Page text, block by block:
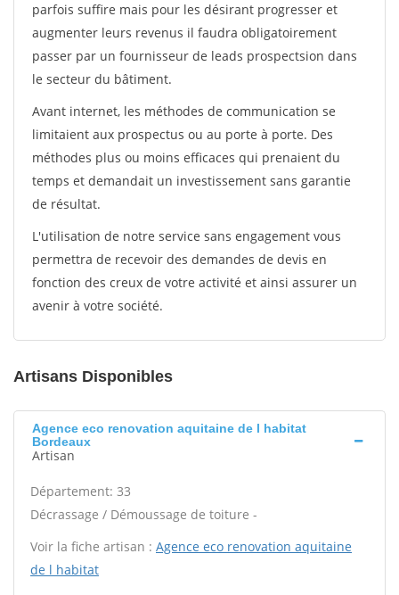
parfois suffire mais pour les désirant progresser et
augmenter leurs revenus il faudra obligatoirement
passer par un fournisseur de leads prospectsion dans
le secteur du bâtiment.
Avant internet, les méthodes de communication se
limitaient aux prospectus ou au porte à porte. Des
méthodes plus ou moins efficaces qui prenaient du
temps et demandait un investissement sans garantie
de résultat.
L'utilisation de notre service sans engagement vous
permettra de recevoir des demandes de devis en
fonction des creux de votre activité et ainsi assurer un
avenir à votre société.
Artisans Disponibles
Agence eco renovation aquitaine de l habitat
Bordeaux
Artisan
Département: 33
Décrassage / Démoussage de toiture -
Voir la fiche artisan : Agence eco renovation aquitaine
de l habitat